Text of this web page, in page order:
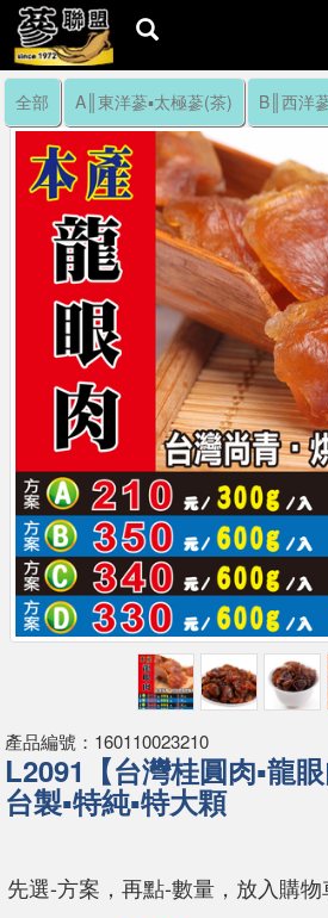
全部 A║東洋蔘▪太極蔘(茶) B║西洋
產品編號：160110023210
L2091【台灣桂圓肉▪龍眼
台製▪特純▪特大顆
先選-方案，再點-數量，放入購物